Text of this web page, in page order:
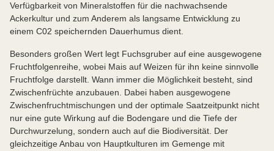
Verfügbarkeit von Mineralstoffen für die nachwachsende
Ackerkultur und zum Anderem als langsame Entwicklung zu
einem C02 speichernden Dauerhumus dient.
Besonders großen Wert legt Fuchsgruber auf eine ausgewogene
Fruchtfolgenreihe, wobei Mais auf Weizen für ihn keine sinnvolle
Fruchtfolge darstellt. Wann immer die Möglichkeit besteht, sind
Zwischenfrüchte anzubauen. Dabei haben ausgewogene
Zwischenfruchtmischungen und der optimale Saatzeitpunkt nicht
nur eine gute Wirkung auf die Bodengare und die Tiefe der
Durchwurzelung, sondern auch auf die Biodiversität. Der
gleichzeitige Anbau von Hauptkulturen im Gemenge mit